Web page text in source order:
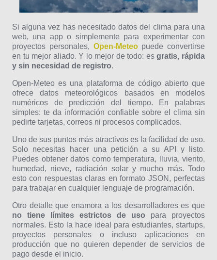
Si alguna vez has necesitado datos del clima para una
web, una app o simplemente para experimentar con
proyectos personales, Open-Meteopuede convertirse
en tu mejor aliado. Y lo mejor de todo: esgratis, rápida
y sin necesidad de registro.
Open-Meteo es una plataforma de código abierto que
ofrece datos meteorológicos basados en modelos
numéricos de predicción del tiempo. En palabras
simples: te da información confiable sobre el clima sin
pedirte tarjetas, correos ni procesos complicados.
Uno de sus puntos más atractivos es la facilidad de uso.
Solo necesitas hacer una petición a su API y listo.
Puedes obtener datos como temperatura, lluvia, viento,
humedad, nieve, radiación solar y mucho más. Todo
esto con respuestas claras en formato JSON, perfectas
para trabajar en cualquier lenguaje de programación.
Otro detalle que enamora a los desarrolladores es que
no tiene límites estrictos de uso para proyectos
normales. Esto la hace ideal para estudiantes, startups,
proyectos personales o incluso aplicaciones en
producción que no quieren depender de servicios de
pago desde el inicio.